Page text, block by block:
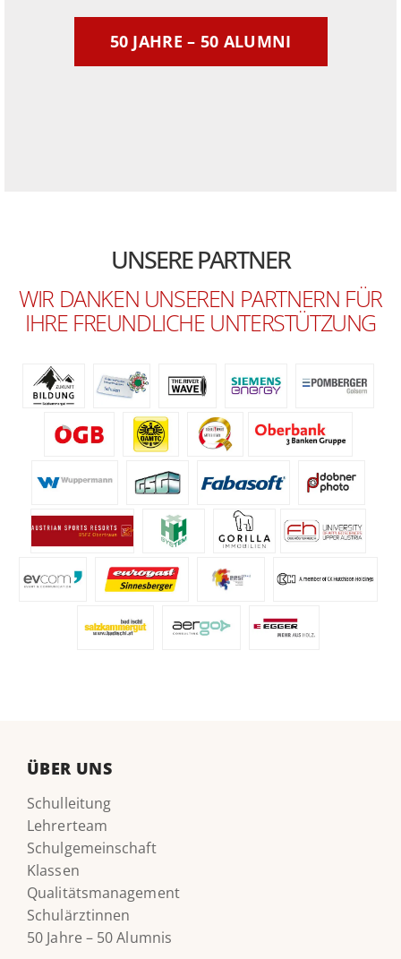
50 JAHRE – 50 ALUMNI
UNSERE PARTNER
WIR DANKEN UNSEREN PARTNERN FÜR
IHRE FREUNDLICHE UNTERSTÜTZUNG
ÜBER UNS
Schulleitung
Lehrerteam
Schulgemeinschaft
Klassen
Qualitätsmanagement
Schulärztinnen
50 Jahre – 50 Alumnis